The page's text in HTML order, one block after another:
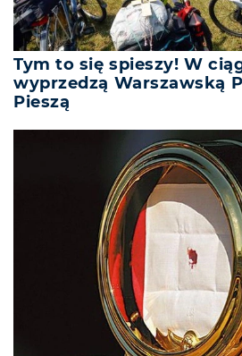
Tym to się spieszy! W
wyprzedzą Warszawską
Pieszą